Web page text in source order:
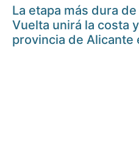
La etapa más dura
Vuelta unirá la costa
provincia de Alicante